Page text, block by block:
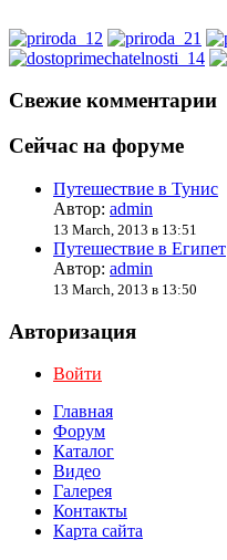
Свежие комментарии
Сейчас на форуме
Путешествие в Тунис
Автор: admin
13 March, 2013 в 13:51
Путешествие в Египет
Автор: admin
13 March, 2013 в 13:50
Авторизация
Войти
Главная
Форум
Каталог
Видео
Галерея
Контакты
Карта сайта